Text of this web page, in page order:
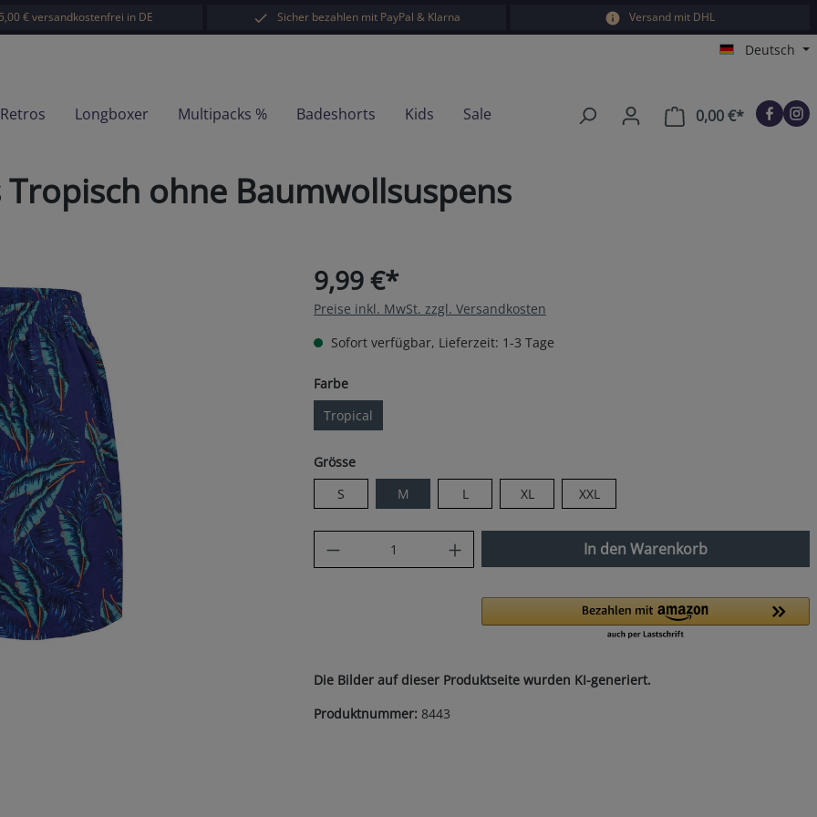
€ versandkostenfrei in DE Sicher bezahlen mit PayPal & Klarna Versand mit DHL
Deutsch
Longboxer Multipacks % Badeshorts Kids Sale 0,00 €*Warenkorb
ohne Baumwollsuspens
9,99 €*
Preise inkl. MwSt. zzgl. Versandkosten
Sofort verfügbar, Lieferzeit: 1-3 Tage
Farbeauswählen
Tropical
Grösseauswählen
S
M L XL XXL
Produkt Anzahl: Gib den gewünschten Wert
In den Warenkorb
Die Bilder auf dieser Produktseite wurden KI-generiert.
Produktnummer: 8443